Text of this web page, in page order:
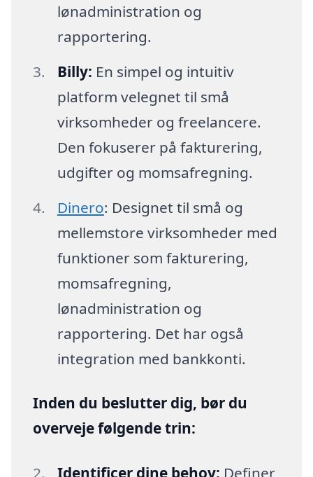
lønadministration og
rapportering.
Billy: En simpel og intuitiv
platform velegnet til små
virksomheder og freelancere.
Den fokuserer på fakturering,
udgifter og momsafregning.
Dinero: Designet til små og
mellemstore virksomheder med
funktioner som fakturering,
momsafregning,
lønadministration og
rapportering. Det har også
integration med bankkonti.
Inden du beslutter dig, bør du
overveje følgende trin:
Identificer dine behov: Definer,